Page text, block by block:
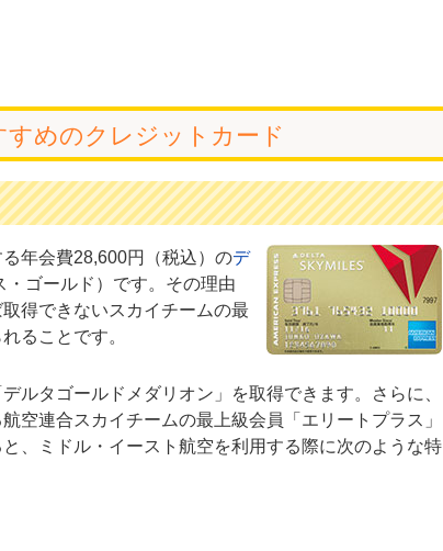
めのクレジットカード
年会費28,600円（税込）のデ
・ゴールド）です。その理由
得できないスカイチームの最
ることです。
ルタゴールドメダリオン」を取得できます。さらに、
空連合スカイチームの最上級会員「エリートプラス」
、ミドル・イースト航空を利用する際に次のような特